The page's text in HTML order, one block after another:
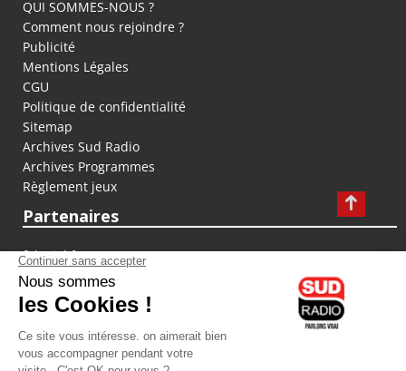
QUI SOMMES-NOUS ?
Comment nous rejoindre ?
Publicité
Mentions Légales
CGU
Politique de confidentialité
Sitemap
Archives Sud Radio
Archives Programmes
Règlement jeux
Partenaires
fiducial.fr
lyoncapitale.fr
olympique-et-lyonnais.com
L'application Iphone / Android